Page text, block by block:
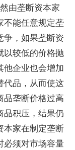
由垄断资本家
不能任意规定垄
争，如果垄断资
以较低的价格抛
他企业也会增加
代品，从而使这
品垄断价格过高
品积压，结果仍
本家在制定垄断
必须对市场容量